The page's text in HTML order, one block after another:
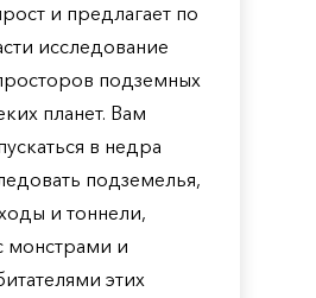
и предлагает по
исследование
подземных
планет. Вам
в недра
подземелья,
и тоннели,
монстрами и
этих